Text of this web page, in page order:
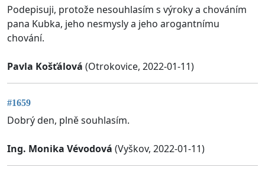
Podepisuji, protože nesouhlasím s výroky a chováním
pana Kubka, jeho nesmysly a jeho arogantnímu
chování.
Pavla Košťálová (Otrokovice, 2022-01-11)
#1659
Dobrý den, plně souhlasím.
Ing. Monika Vévodová (Vyškov, 2022-01-11)